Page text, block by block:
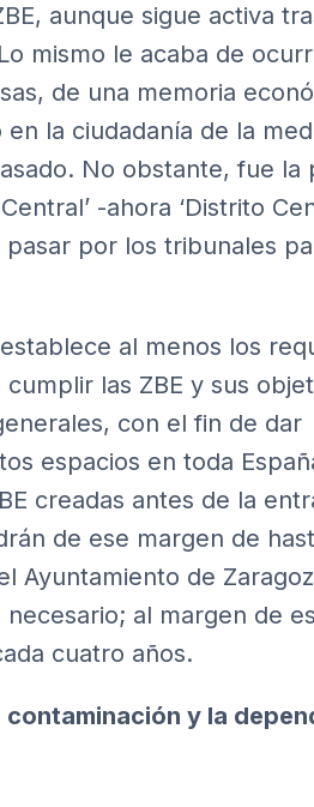
aunque sigue activa
mismo le acaba de
de una memoria
la ciudadanía de la
No obstante, fue la
-ahora ‘Distrito
por los tribunales
al menos los
las ZBE y sus
con el fin de dar
espacios en toda
creadas antes de la
de ese margen de
Ayuntamiento de
necesario; al margen de
cuatro años.
y la